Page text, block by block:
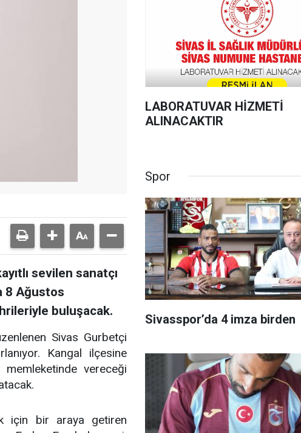
sevilen sanatçı
8 Ağustos
buluşacak.
Sivas Gurbetçi
Kangal ilçesine
memleketinde vereceği
için bir araya getiren
LABORATUVAR HİZMETİ
ALINACAKTIR
Spor
Sivasspor’da 4 imza birden